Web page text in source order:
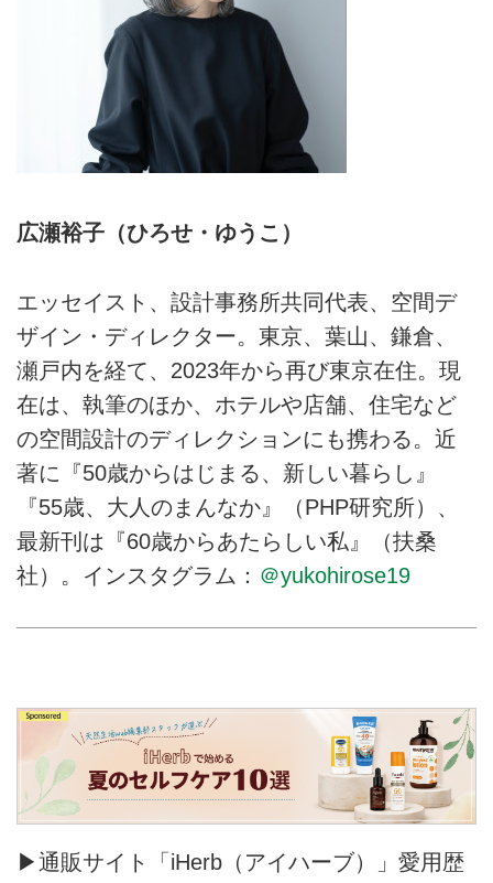
広瀬裕子（ひろせ・ゆうこ）
エッセイスト、設計事務所共同代表、空間デ
ザイン・ディレクター。東京、葉山、鎌倉、
瀬戸内を経て、2023年から再び東京在住。現
在は、執筆のほか、ホテルや店舗、住宅など
の空間設計のディレクションにも携わる。近
著に『50歳からはじまる、新しい暮らし』
『55歳、大人のまんなか』（PHP研究所）、
最新刊は『60歳からあたらしい私』（扶桑
社）。インスタグラム： ＠yukohirose19
▶通販サイト「iHerb（アイハーブ）」愛用歴